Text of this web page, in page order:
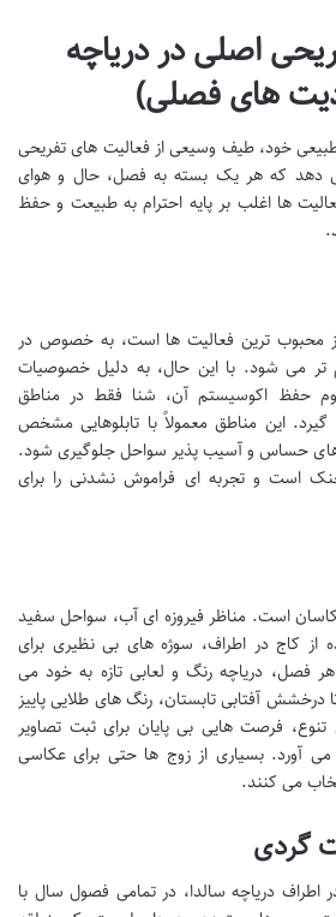
اصلی در دریاچه
های فصلی)
طبیعی خود، طیف وسیعی از فعالیت های تفریحی
می دهد که هر یک بسته به فصل، حال و هوای
ها اغلب بر پایه احترام به طبیعت و حفظ
محبوب ترین فعالیت ها است، به خصوص در
تر می شود. با این حال، به دلیل خصوصیات
حفظ اکوسیستم آن، شنا فقط در مناطق
این مناطق معمولاً با تابلوهایی مشخص
های حساس و آسیب پذیر سواحل جلوگیری شود.
است و تجربه ای فراموش نشدنی را برای
است. مناظر فیروزه ای آب، سواحل سفید
از کاج در اطراف، سوژه های بی نظیری برای
فصل، دریاچه رنگ و لعابی تازه به خود می
درخشش آفتابی تابستان، رنگ های طلایی پاییز
فرصت هایی بی پایان برای ثبت تصاویر
می آورد. بسیاری از زوج ها حتی برای عکاسی
می کنند.
گردی
اطراف دریاچه سالدا، در تمامی فصول سال با